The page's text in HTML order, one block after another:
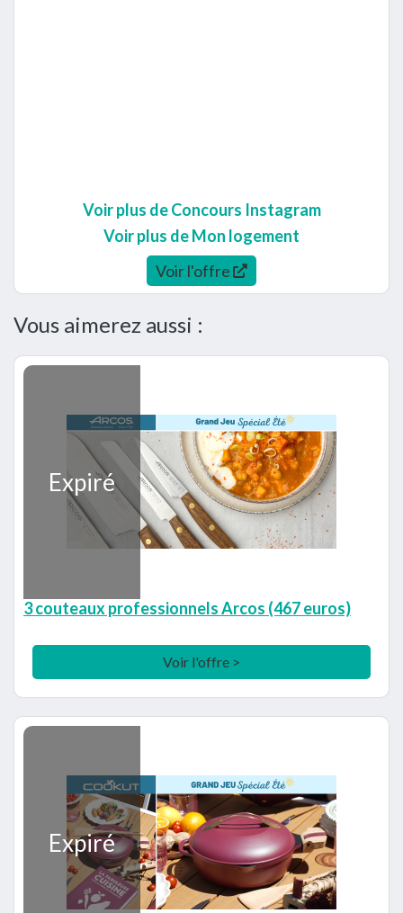
Voir plus de Concours Instagram
Voir plus de Mon logement
Voir l'offre
Vous aimerez aussi :
Expiré
3 couteaux professionnels Arcos (467 euros)
Voir l'offre >
Expiré